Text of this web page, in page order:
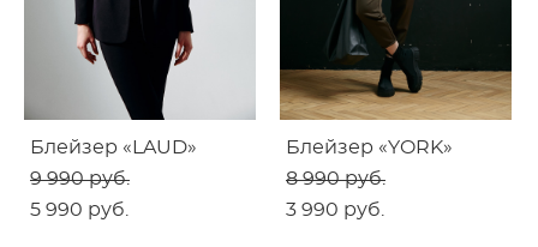
Блейзер «LAUD»
9 990 pуб.
5 990 pуб.
Блейзер «YORK»
8 990 pуб.
3 990 pуб.